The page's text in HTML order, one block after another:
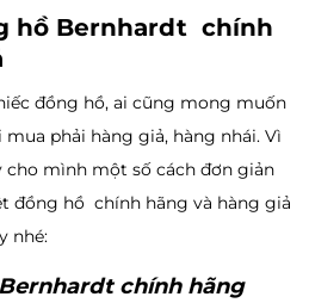
hồ Bernhardt chính
đồng hồ, ai cũng mong muốn
phải hàng giả, hàng nhái. Vì
cho mình một số cách đơn giản
đồng hồ chính hãng và hàng giả
nhé:
chính hãng